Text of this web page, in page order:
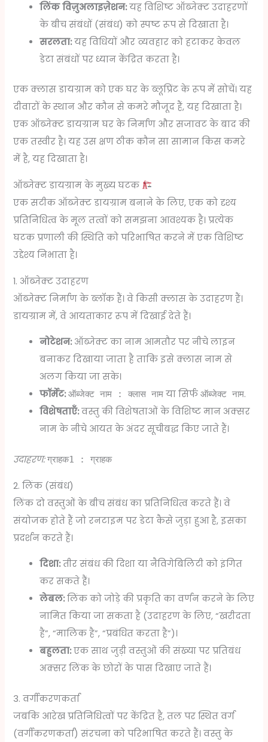
लिंक विज़ुअलाइज़ेशन:यह विशिष्ट ऑब्जेक्ट उदाहरणों
के बीच संबंधों (संबंध) को स्पष्ट रूप से दिखाता है।
सरलता:यह विधियों और व्यवहार को हटाकर केवल
डेटा संबंधों पर ध्यान केंद्रित करता है।
एक क्लास डायग्राम को एक घर के ब्लूप्रिंट के रूप में सोचें। यह
दीवारों के स्थान और कौन से कमरे मौजूद हैं, यह दिखाता है।
एक ऑब्जेक्ट डायग्राम घर के निर्माण और सजावट के बाद की
एक तस्वीर है। यह उस क्षण ठीक कौन सा सामान किस कमरे
में है, यह दिखाता है।
ऑब्जेक्ट डायग्राम के मुख्य घटक
एक सटीक ऑब्जेक्ट डायग्राम बनाने के लिए, एक को दृश्य
प्रतिनिधित्व के मूल तत्वों को समझना आवश्यक है। प्रत्येक
घटक प्रणाली की स्थिति को परिभाषित करने में एक विशिष्ट
उद्देश्य निभाता है।
1. ऑब्जेक्ट उदाहरण
ऑब्जेक्ट निर्माण के ब्लॉक हैं। वे किसी क्लास के उदाहरण हैं।
डायग्राम में, वे आयताकार रूप में दिखाई देते हैं।
नोटेशन:ऑब्जेक्ट का नाम आमतौर पर नीचे लाइन
बनाकर दिखाया जाता है ताकि इसे क्लास नाम से
अलग किया जा सके।
फॉर्मेट: ऑब्जेक्ट नाम : क्लास नाम या सिर्फऑब्जेक्ट नाम.
विशेषताएँ:वस्तु की विशेषताओं के विशिष्ट मान अक्सर
नाम के नीचे आयत के अंदर सूचीबद्ध किए जाते हैं।
उदाहरण: ग्राहक1 : ग्राहक
2. लिंक (संबंध)
लिंक दो वस्तुओं के बीच संबंध का प्रतिनिधित्व करते हैं। वे
संयोजक होते हैं जो रनटाइम पर डेटा कैसे जुड़ा हुआ है, इसका
प्रदर्शन करते हैं।
दिशा:तीर संबंध की दिशा या नैविगेबिलिटी को इंगित
कर सकते हैं।
लेबल:लिंक को जोड़े की प्रकृति का वर्णन करने के लिए
नामित किया जा सकता है (उदाहरण के लिए, “खरीदता
है”, “मालिक है”, “प्रबंधित करता है”)।
बहुलता:एक साथ जुड़ी वस्तुओं की संख्या पर प्रतिबंध
अक्सर लिंक के छोरों के पास दिखाए जाते हैं।
3. वर्गीकरणकर्ता
जबकि आरेख प्रतिनिधित्वों पर केंद्रित है, तल पर स्थित वर्ग
(वर्गीकरणकर्ता) संरचना को परिभाषित करते हैं। वस्तु के